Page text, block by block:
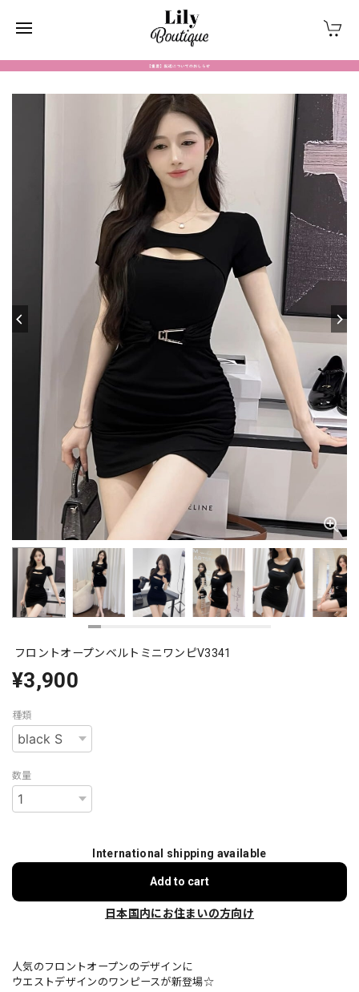
フロントオープンベルトミニワンピV3341
¥3,900
種類
数量
International shipping available
Add to cart
日本国内にお住まいの方向け
人気のフロントオープンのデザインに
ウエストデザインのワンピースが新登場☆